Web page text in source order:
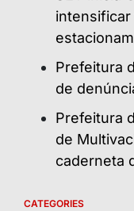
Prefeitura
de
Prefeitura
de
caderneta
CATEGORIES